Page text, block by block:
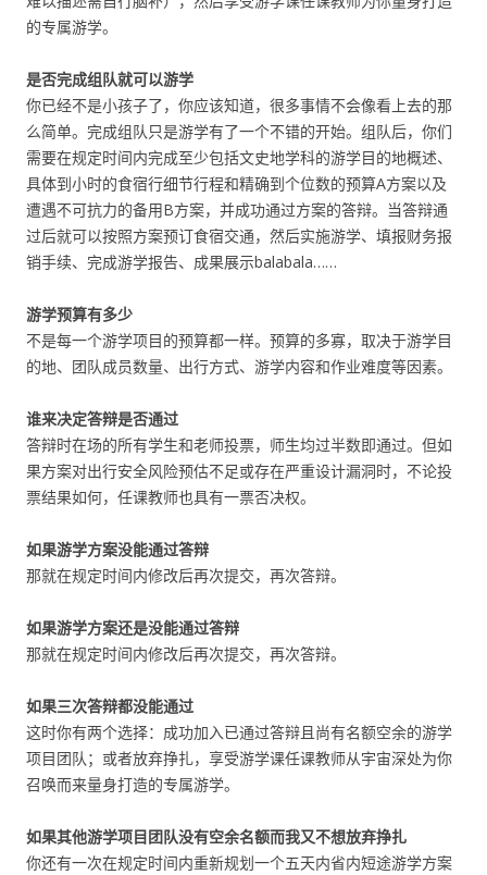
的专属游学。
是否完成组队就可以游学
你已经不是小孩子了，你应该知道，很多事情不会像看上去的那
么简单。完成组队只是游学有了一个不错的开始。组队后，你们
需要在规定时间内完成至少包括文史地学科的游学目的地概述、
具体到小时的食宿行细节行程和精确到个位数的预算A方案以及
遭遇不可抗力的备用B方案，并成功通过方案的答辩。当答辩通
过后就可以按照方案预订食宿交通，然后实施游学、填报财务报
销手续、完成游学报告、成果展示balabala……
游学预算有多少
不是每一个游学项目的预算都一样。预算的多寡，取决于游学目
的地、团队成员数量、出行方式、游学内容和作业难度等因素。
谁来决定答辩是否通过
答辩时在场的所有学生和老师投票，师生均过半数即通过。但如
果方案对出行安全风险预估不足或存在严重设计漏洞时，不论投
票结果如何，任课教师也具有一票否决权。
如果游学方案没能通过答辩
那就在规定时间内修改后再次提交，再次答辩。
如果游学方案还是没能通过答辩
那就在规定时间内修改后再次提交，再次答辩。
如果三次答辩都没能通过
这时你有两个选择：成功加入已通过答辩且尚有名额空余的游学
项目团队；或者放弃挣扎，享受游学课任课教师从宇宙深处为你
召唤而来量身打造的专属游学。
如果其他游学项目团队没有空余名额而我又不想放弃挣扎
你还有一次在规定时间内重新规划一个五天内省内短途游学方案